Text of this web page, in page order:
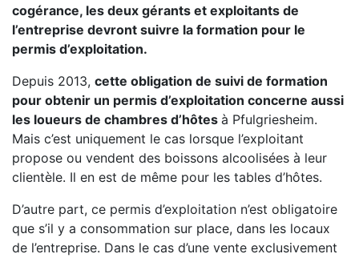
cogérance, les deux gérants et exploitants de
l’entreprise devront suivre la formation pour le
permis d’exploitation.
Depuis 2013, cette obligation de suivi de formation
pour obtenir un permis d’exploitation concerne aussi
les loueurs de chambres d’hôtes à Pfulgriesheim.
Mais c’est uniquement le cas lorsque l’exploitant
propose ou vendent des boissons alcoolisées à leur
clientèle. Il en est de même pour les tables d’hôtes.
D’autre part, ce permis d’exploitation n’est obligatoire
que s’il y a consommation sur place, dans les locaux
de l’entreprise. Dans le cas d’une vente exclusivement